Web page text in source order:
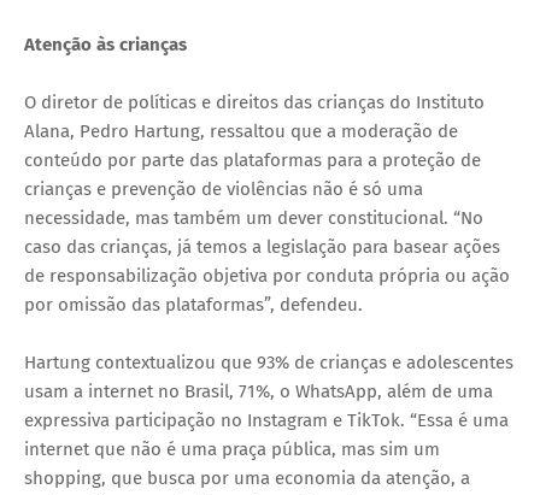
Atenção às crianças
O diretor de políticas e direitos das crianças do Instituto
Alana, Pedro Hartung, ressaltou que a moderação de
conteúdo por parte das plataformas para a proteção de
crianças e prevenção de violências não é só uma
necessidade, mas também um dever constitucional. “No
caso das crianças, já temos a legislação para basear ações
de responsabilização objetiva por conduta própria ou ação
por omissão das plataformas”, defendeu.
Hartung contextualizou que 93% de crianças e adolescentes
usam a internet no Brasil, 71%, o WhatsApp, além de uma
expressiva participação no Instagram e TikTok. “Essa é uma
internet que não é uma praça pública, mas sim um
shopping, que busca por uma economia da atenção, a